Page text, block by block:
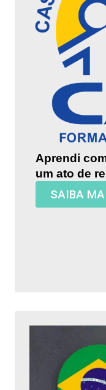
Aprendi
um ato de
SAIBA